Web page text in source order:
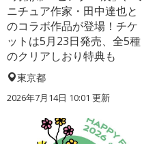
ニチュア作家・田中達也と
のコラボ作品が登場！チケ
ットは5月23日発売、全5種
のクリアしおり特典も
東京都
2026年7月14日 10:01 更新